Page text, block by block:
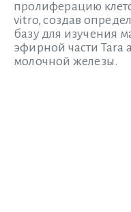
пролиферацию
vitro, создав
базу для изучения
эфирной части Tara
молочной железы.